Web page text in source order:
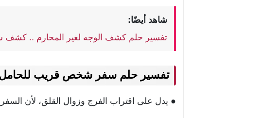
شاهد أيضًا:
تفسير حلم كشف الوجه لغير المحارم .. كشف
تفسير حلم سفر شخص قريب
● يدل على اقتراب الفرج وزوال القلق، لأن